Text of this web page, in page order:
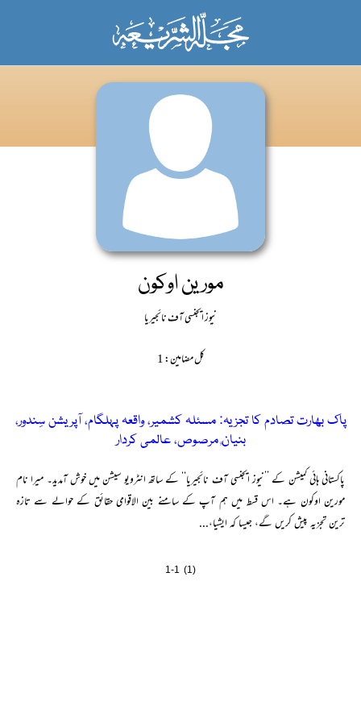
مورین اوکون
نیوز ایجنسی آف نائجیریا
کل مضامین: 1
پاک بھارت تصادم کا تجزیہ: مسئلہ کشمیر، واقعہ پہلگام، آپریشن سِندور،
بنیانٌ مرصوص، عالمی کردار
پاکستانی ہائی کمیشن کے ’’نیوز ایجنسی آف نائجیریا‘‘ کے ساتھ انٹرویو سیشن میں خوش آمدید۔ میرا نام
مورین اوکون ہے۔ اس قسط میں ہم آپ کے سامنے بین الاقوامی حقائق کے حوالے سے تازہ
ترین تجزیہ پیش کریں گے، جیسا کہ ایشیا،...
1-1 (1)